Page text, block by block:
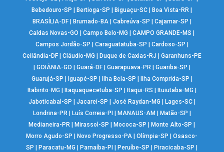
Bebedouro-SP
Bertioga-SP Biguaçu-SC Boa Vista-RR
BRASÍLIA-DF| Brumado-BA| Cabreúva-SP Cajamar-SP
Caldas Novas-GO
|Campo Belo-MG |CAMPO GRANDE-MS
Campos Jordão-SP
Caraguatatuba-SP Cardoso-SP
Ceilândia-DF| Cláudio-MG Duque de Caxias-RJ
Garanhuns-PE
GOIÂNIA-GO Guará-DF| Guarapuava-PR| Guariba-SP
Guarujá-SP
Iguapé-SP Ilha Bela-SP Ilha Comprida-SP
Itabirito-MG
Itaquaquecetuba-SP Itaqui-RS Ituiutaba-MG
Jaboticabal-SP
Jacareí-SP José Raydan-MG Lages-SC|
Londrina-PR| Luís Correia-PI MANAUS-AM Matão-SP
Medianeira-PR
Mirassol-SP Mococa-SP Monte Alto-SP
Morro Agudo-SP
Novo Progresso-PA |Olímpia-SP |Osasco-
SP
Paracatu-MG Parnaíba-PI Peruíbe-SP Piracicaba-SP